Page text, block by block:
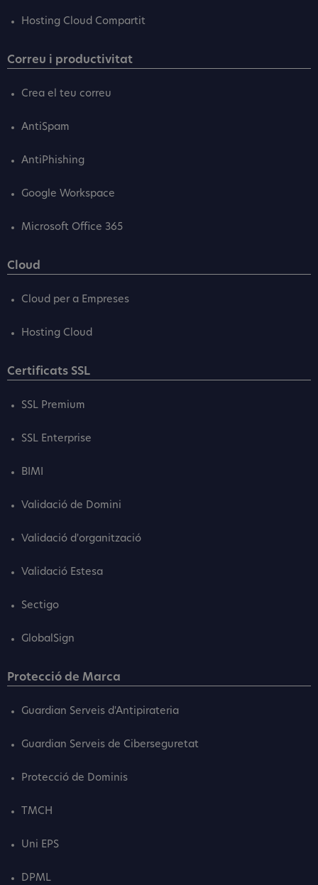
Hosting Cloud Compartit
Correu i productivitat
Crea el teu correu
AntiSpam
AntiPhishing
Google Workspace
Microsoft Office 365
Cloud
Cloud per a Empreses
Hosting Cloud
Certificats SSL
SSL Premium
SSL Enterprise
BIMI
Validació de Domini
Validació d'organització
Validació Estesa
Sectigo
GlobalSign
Protecció de Marca
Guardian Serveis d'Antipirateria
Guardian Serveis de Ciberseguretat
Protecció de Dominis
TMCH
Uni EPS
DPML